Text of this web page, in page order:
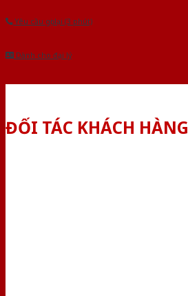
Yêu cầu gọi lại (3 phút)
Dành cho đại lý
ĐỐI TÁC KHÁCH HÀNG